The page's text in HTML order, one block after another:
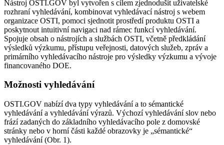
Nástroj OSTI.GOV byl vytvořen s cílem zjednodušit uživatelské
rozhraní vyhledávání, kombinovat vyhledávací nástroj s webem
organizace OSTI, pomoci sjednotit prostředí produktu OSTI a
poskytnout intuitivní navigaci nad rámec funkcí vyhledávání.
Spojuje obsah o nástrojích a službách OSTI, včetně předkládání
výsledků výzkumu, přístupu veřejnosti, datových služeb, zpráv a
primárního vyhledávacího nástroje pro výsledky výzkumu a vývoje
financovaného DOE.
Možnosti vyhledávání
OSTI.GOV nabízí dva typy vyhledávání a to sémantické
vyhledávání a vyhledávání výrazů. Výchozí vyhledávání slov nebo
frází zadaných do základního vyhledávacího pole z domovské
stránky nebo v horní části každé obrazovky je „sémantické“
vyhledávání (Obr. 1).